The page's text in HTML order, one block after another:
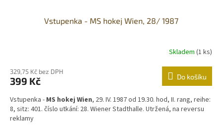
Vstupenka - MS hokej Wien, 28/ 1987
Skladem (1 ks)
329,75 Kč bez DPH
399 Kč Do košíku
Vstupenka - MS hokej Wien, 29. IV. 1987 od 19.30. hod, II. rang, reihe:
8, sitz: 401. číslo utkání: 28. Wiener Stadthalle. Utržená, na reversu
reklamy